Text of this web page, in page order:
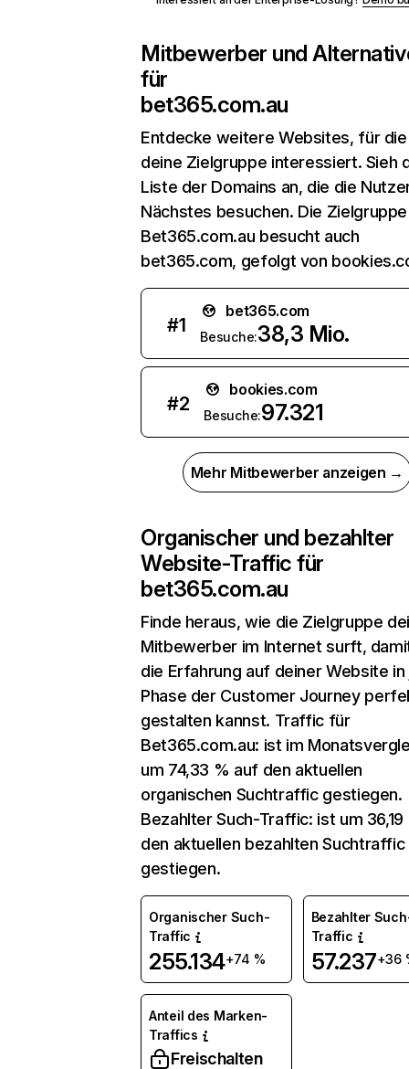
Mitbewerber und
für
bet365.com.au
Entdecke weitere Websites, für
deine Zielgruppe interessiert. Sieh
Liste der Domains an, die die
Nächstes besuchen. Die
Bet365.com.au besucht auch
bet365.com, gefolgt von
#1
bet365.com
Besuche:38,3 Mio.
#2
bookies.com
Besuche:97.321
Mehr Mitbewerber anzeigen →
Organischer und bezahlter
Website-Traffic für
bet365.com.au
Finde heraus, wie die Zielgruppe
Mitbewerber im Internet surft,
die Erfahrung auf deiner Website
Phase der Customer Journey
gestalten kannst. Traffic für
Bet365.com.au: ist im
um 74,33 % auf den aktuellen
organischen Suchtraffic gestiegen.
Bezahlter Such-Traffic: ist um
den aktuellen bezahlten Suchtraffic
gestiegen.
Organischer Such-
Traffic
255.134+74 %
Bezahlter
Traffic
57.237+36
Anteil des Marken-
Traffics
Freischalten